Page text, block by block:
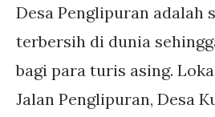
Desa Penglipuran adalah
terbersih di dunia
bagi para turis asing.
Jalan Penglipuran, Desa